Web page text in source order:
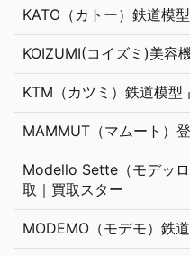
KATO（カトー）鉄道模
KOIZUMI(コイズミ)美容
KTM（カツミ）鉄道模型
MAMMUT（マムート）
Modello Sette（モデッ
取｜買取スター
MODEMO（モデモ）鉄